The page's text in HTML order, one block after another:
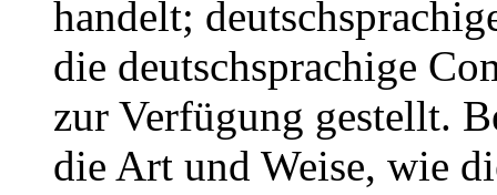
handelt;
die deutschsprachige
zur Verfügung gestellt.
die Art und Weise, wie